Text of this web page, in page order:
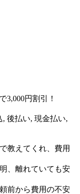
3,000円割引！
後払い, 現金払い,
教えてくれ、費用
、離れていても安
前から費用の不安